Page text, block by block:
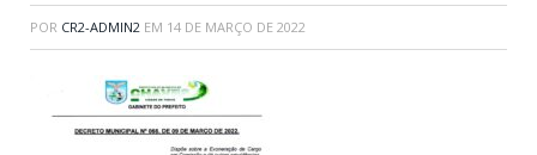
POR CR2-ADMIN2 EM 14 DE MARÇO DE 2022